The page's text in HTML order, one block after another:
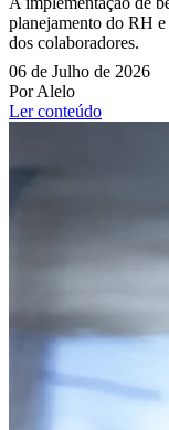
planejamento do RH e
dos colaboradores.
06 de Julho de 2026
Por Alelo
Ler conteúdo